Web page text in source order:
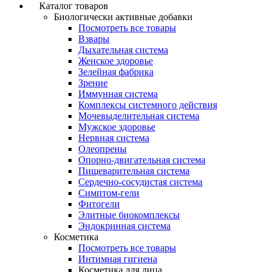
Каталог товаров
Биологически активные добавки
Посмотреть все товары
Взвары
Дыхательная система
Женское здоровье
Зелейная фабрика
Зрение
Иммунная система
Комплексы системного действия
Мочевыделительная система
Мужское здоровье
Нервная система
Олеопрены
Опорно-двигательная система
Пищеварительная система
Сердечно-сосудистая система
Симптом-гели
Фитогели
Элитные биокомплексы
Эндокринная система
Косметика
Посмотреть все товары
Интимная гигиена
Косметика для лица